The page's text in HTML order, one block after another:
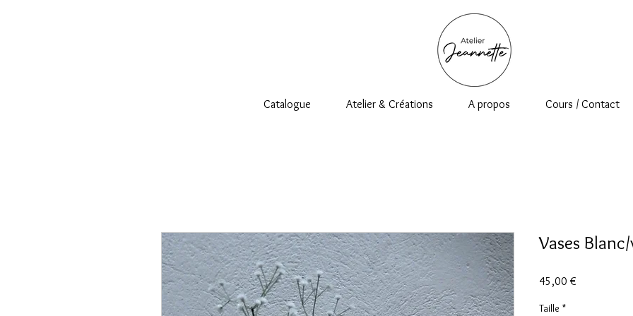
Catalogue Atelier & Créations A propos Cours / Contact
Vases
45,00 €
Taille *